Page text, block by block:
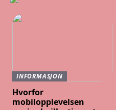
INFORMASJON
Hvorfor
mobilopplevelsen